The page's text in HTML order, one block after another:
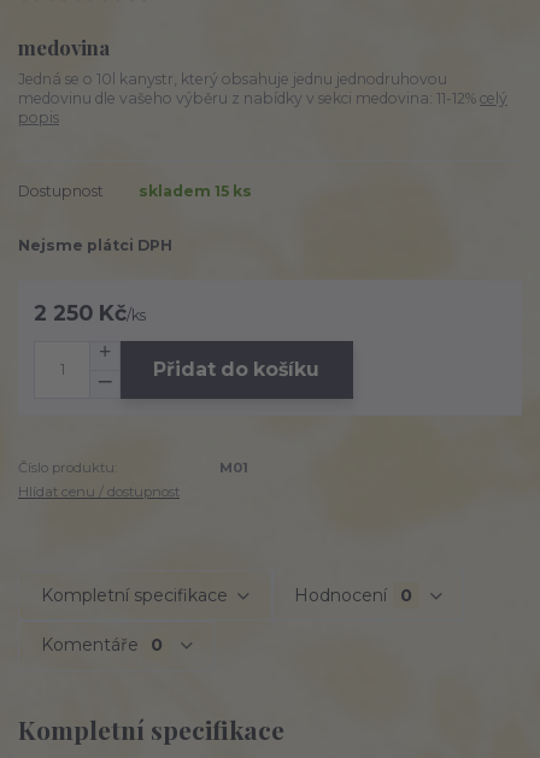
medovina
Jedná se o 10l kanystr, který obsahuje jednu jednodruhovou
medovinu dle vašeho výběru z nabídky v sekci medovina: 11-12% celý
popis
Dostupnost skladem 15 ks
Nejsme plátci DPH
2 250 Kč/ks
Přidat do košíku
Číslo produktu:
M01
Hlídat cenu / dostupnost
Kompletní specifikace Hodnocení 0
Komentáře 0
Kompletní specifikace